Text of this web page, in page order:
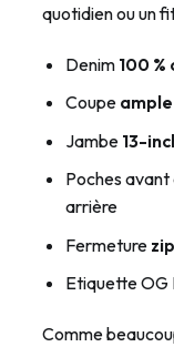
quotidien ou un
Denim 100
Coupe
Jambe 13-
Poches
arrière
Fermeture
Etiquette OG
Comme